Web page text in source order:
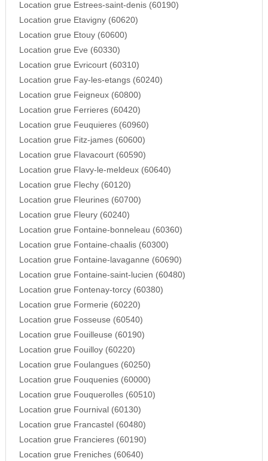
Location grue Estrees-saint-denis (60190)
Location grue Etavigny (60620)
Location grue Etouy (60600)
Location grue Eve (60330)
Location grue Evricourt (60310)
Location grue Fay-les-etangs (60240)
Location grue Feigneux (60800)
Location grue Ferrieres (60420)
Location grue Feuquieres (60960)
Location grue Fitz-james (60600)
Location grue Flavacourt (60590)
Location grue Flavy-le-meldeux (60640)
Location grue Flechy (60120)
Location grue Fleurines (60700)
Location grue Fleury (60240)
Location grue Fontaine-bonneleau (60360)
Location grue Fontaine-chaalis (60300)
Location grue Fontaine-lavaganne (60690)
Location grue Fontaine-saint-lucien (60480)
Location grue Fontenay-torcy (60380)
Location grue Formerie (60220)
Location grue Fosseuse (60540)
Location grue Fouilleuse (60190)
Location grue Fouilloy (60220)
Location grue Foulangues (60250)
Location grue Fouquenies (60000)
Location grue Fouquerolles (60510)
Location grue Fournival (60130)
Location grue Francastel (60480)
Location grue Francieres (60190)
Location grue Freniches (60640)